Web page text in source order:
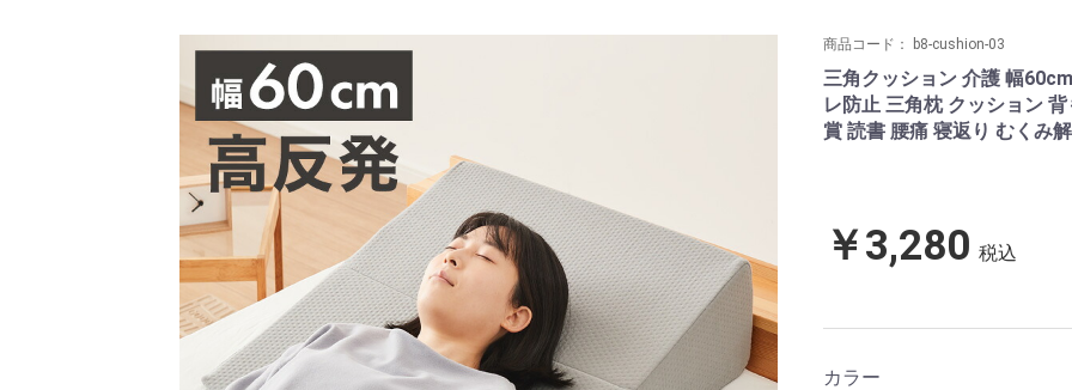
商品コード： b8-cushion-03
三角クッション 介護 幅
レ防止 三角枕 クッション
賞 読書 腰痛 寝返り むくみ
￥3,280 税込
カラー